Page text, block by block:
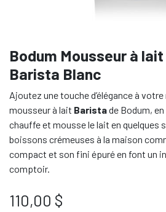
Bodum Mousseur à
Barista Blanc
Ajoutez une touche d’élégance à
mousseur à lait Baristade Bodum,
chauffe et mousse le lait en quelques
boissons crémeuses à la maison
compact et son fini épuré en font un
comptoir.
110,00 $